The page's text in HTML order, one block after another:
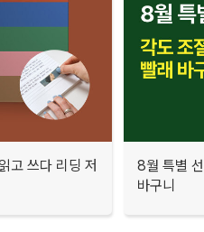
고 쓰다 리딩 저
8월 특별
바구니